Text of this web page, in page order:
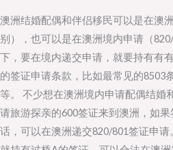
澳洲结婚配偶和伴侣移民可以是在澳
别），也可以是在澳洲境内申请（
下，要在境内递交申请，就要持有有
的签证申请条款，比如最常见的8503
等。 不少想在澳洲境内申请配偶结婚
请旅游探亲的600签证来到澳洲，如
话，可以在澳洲递交820/801签证申请
境
内
配
偶
移
民
申